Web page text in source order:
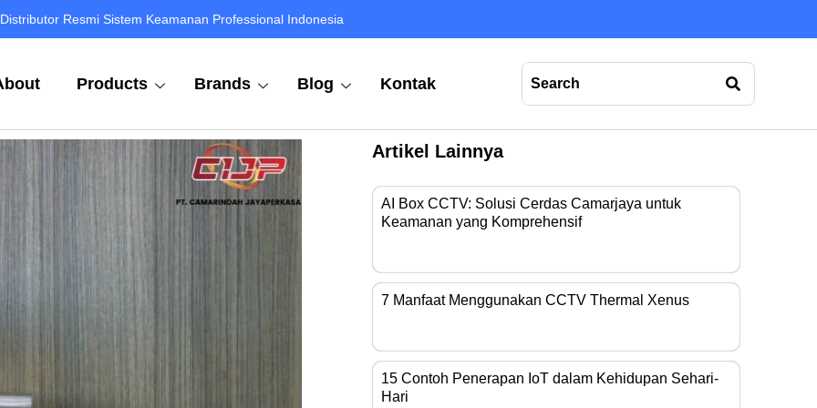
Distributor Resmi Sistem Keamanan Professional Indonesia
Products Brands Blog Kontak
Artikel Lainnya
AI Box CCTV: Solusi Cerdas Camarjaya untuk
Keamanan yang Komprehensif
7 Manfaat Menggunakan CCTV Thermal Xenus
15 Contoh Penerapan IoT dalam Kehidupan Sehari-
Hari